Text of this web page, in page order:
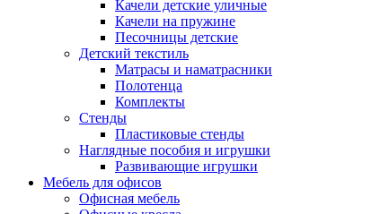
Качели детские уличные
Качели на пружине
Песочницы детские
Детский текстиль
Матрасы и наматрасники
Полотенца
Комплекты
Стенды
Пластиковые стенды
Наглядные пособия и игрушки
Развивающие игрушки
Мебель для офисов
Офисная мебель